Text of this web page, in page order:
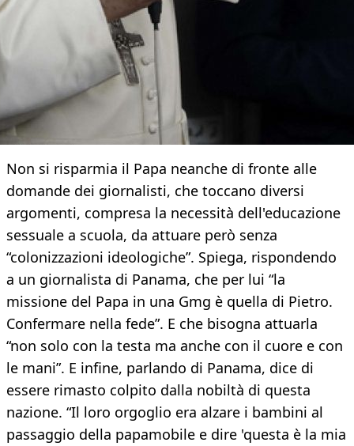
Non si risparmia il Papa neanche di fronte alle
domande dei giornalisti, che toccano diversi
argomenti, compresa la necessità dell'educazione
sessuale a scuola, da attuare però senza
“colonizzazioni ideologiche”. Spiega, rispondendo
a un giornalista di Panama, che per lui “la
missione del Papa in una Gmg è quella di Pietro.
Confermare nella fede”. E che bisogna attuarla
“non solo con la testa ma anche con il cuore e con
le mani”. E infine, parlando di Panama, dice di
essere rimasto colpito dalla nobiltà di questa
nazione. “Il loro orgoglio era alzare i bambini al
passaggio della papamobile e dire 'questa è la mia